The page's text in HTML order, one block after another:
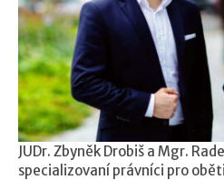
JUDr. Zbyněk Drobiš a Mgr.
specializovaní právníci pro